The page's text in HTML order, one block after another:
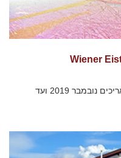
הפסטיבל השנתי להחלקה על הקרח בתאריכים נובמבר 2019 ועד